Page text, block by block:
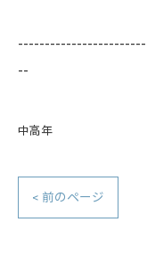
--
中高年
< 前のページ